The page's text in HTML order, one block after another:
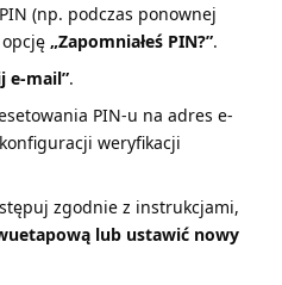
(np. podczas ponownej
„Zapomniałeś PIN?”.
e-mail”.
PIN-u na adres e-
weryfikacji
zgodnie z instrukcjami,
lub ustawić nowy